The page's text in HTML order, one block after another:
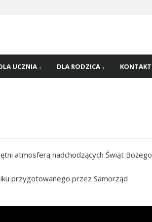
UCZNIA DLA RODZICA KONTAKT
atmosferą nadchodzących Świąt Bożego
przygotowanego przez Samorząd